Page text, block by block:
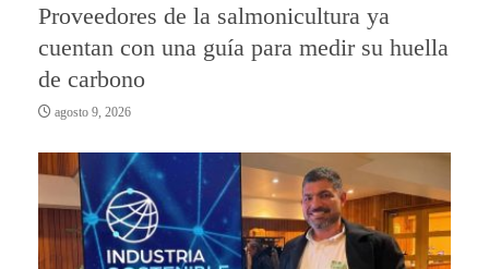
Proveedores de la salmonicultura ya
cuentan con una guía para medir su huella
de carbono
agosto 9, 2026